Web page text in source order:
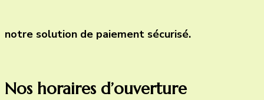
notre solution de paiement sécurisé.
Nos horaires d’ouverture